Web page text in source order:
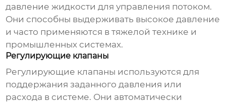
давление жидкости для управления потоком.
Они способны выдерживать высокое давление
и часто применяются в тяжелой технике и
промышленных системах.
Регулирующие клапаны
Регулирующие клапаны используются для
поддержания заданного давления или
расхода в системе. Они автоматически